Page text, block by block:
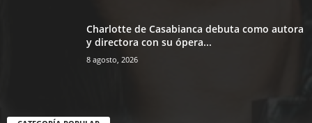
Charlotte de Casabianca debuta como autora
y directora con su ópera...
8 agosto, 2026